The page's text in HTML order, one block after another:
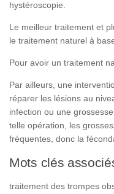
hystéroscopie.
Le meilleur traitement et
le traitement naturel à
Pour avoir un traitement
Par ailleurs, une
réparer les lésions au
infection ou une
telle opération, les
fréquentes, donc la
Mots clés
traitement des trompes